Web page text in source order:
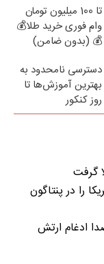
تا 100 میلیون تومان
وام فوری خرید طلا💰
💰 (بدون ضامن)
دسترسی نامحدود به
بهترین آموزش‌ها تا
روز کنکور
گرفت
را در پنتاگون
ادغام ارتش